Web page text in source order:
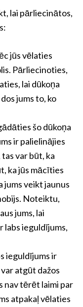
lai pārliecinātos,
jūs vēlaties
Pārliecinoties,
lai dūkoņa
jums to, ko
šo dūkoņa
ir palielinājies
var būt, ka
ka jūs mācīties
jums veikt jaunus
Noteiktu,
jums, lai
labs ieguldījums,
ieguldījums ir
atgūt dažos
nav tērēt laimi par
atpakaļ vēlaties